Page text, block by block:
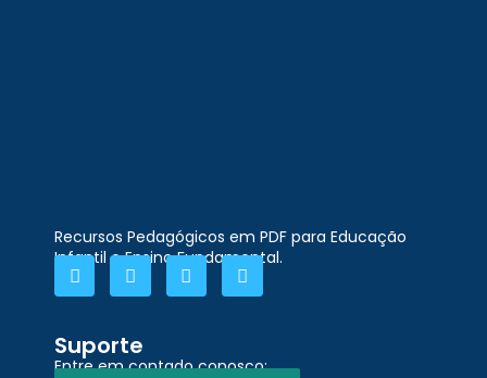
Recursos Pedagógicos em PDF para Educação
Infantil e Ensino Fundamental.
Suporte
Entre em contado conosco: